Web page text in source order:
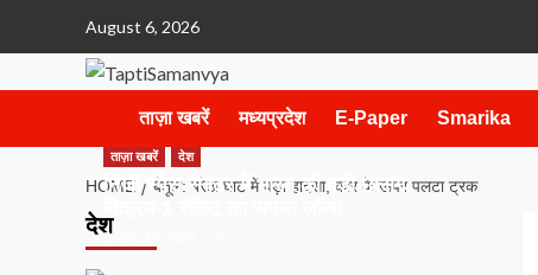
August 6, 2026
ताज़ा खबरें मध्यप्रदेश E-Paper Smarika
HOME बैतूल: बरेठा घाट में बड़ा हादसा, कार के ऊपर पलटा ट्रक
देश
ताज़ा खबरें देश
निजी स्पेस सेक्टर में भारत की बड़ी छलांग,